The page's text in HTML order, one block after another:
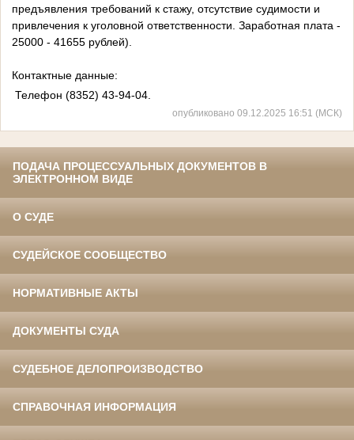
предъявления требований к стажу, отсутствие судимости и
привлечения к уголовной ответственности. Заработная плата -
25000 - 41655 рублей).
Контактные данные:
Телефон (8352) 43-94-04.
опубликовано 09.12.2025 16:51 (МСК)
ПОДАЧА ПРОЦЕССУАЛЬНЫХ ДОКУМЕНТОВ В
ЭЛЕКТРОННОМ ВИДЕ
О СУДЕ
СУДЕЙСКОЕ СООБЩЕСТВО
НОРМАТИВНЫЕ АКТЫ
ДОКУМЕНТЫ СУДА
СУДЕБНОЕ ДЕЛОПРОИЗВОДСТВО
СПРАВОЧНАЯ ИНФОРМАЦИЯ